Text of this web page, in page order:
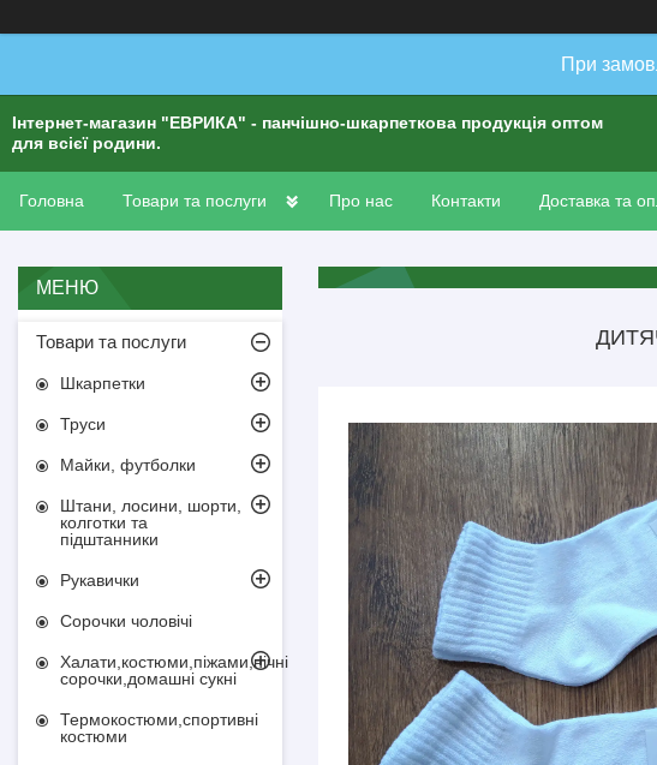
При
Інтернет-магазин "ЕВРИКА" - панчішно-шкарпеткова продукція оптом
для всієї родини.
Головна Товари та послуги Про нас Контакти Доставка та
Товари та послуги
Шкарпетки
Труси
Майки, футболки
Штани, лосини, шорти,
колготки та
підштанники
Рукавички
Сорочки чоловічі
Халати,костюми,піжами,нічні
сорочки,домашні сукні
Термокостюми,спортивні
костюми